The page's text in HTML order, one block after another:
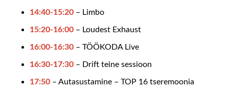
14:40-15:20– Limbo
15:20-16:00– Loudest Exhaust
16:00-16:30– TÖÖKODA Live
16:30-17:30– Drift teine sessioon
17:50 – Autasustamine – TOP 16 tseremoonia